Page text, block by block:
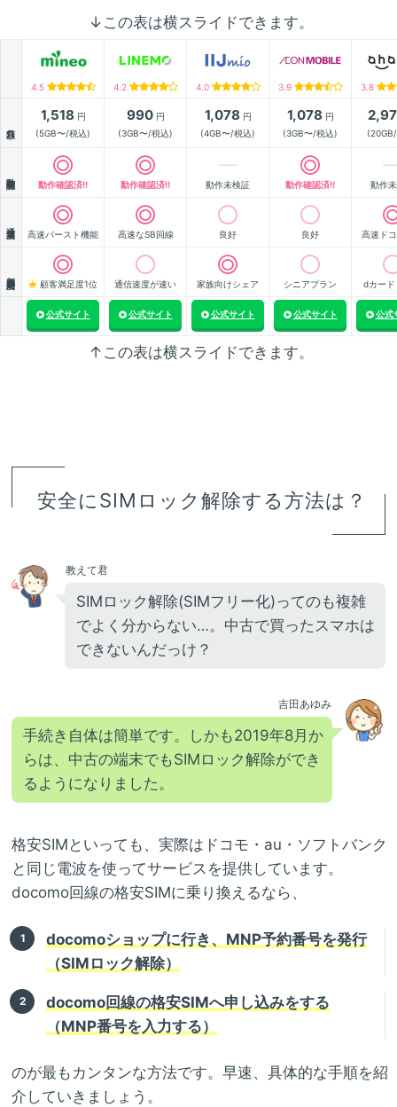
↓この表は横スライドできます。
4.5 4.2 4.0 3.9 3.8
1,518 円
(5GB〜/税込)
990円
(3GB〜/税込)
1,078 円
(4GB〜/税込)
1,078 円
(3GB〜/税込)
動作確認済!! 動作確認済!! 動作未検証 動作確認済!! 動作
高速バースト機能 高速なSB回線 良好 良好 高速ド
顧客満足度1位 通信速度が速い 家族向けシェア シニアプラン dカード
公式サイト 公式サイト 公式サイト 公式サイト 公式
↑この表は横スライドできます。
安全にSIMロック解除する方法は？
教えて君
SIMロック解除(SIMフリー化)ってのも複雑
でよく分からない…。中古で買ったスマホは
できないんだっけ？
吉田あゆみ
手続き自体は簡単です。しかも2019年8月か
らは、中古の端末でもSIMロック解除ができ
るようになりました。
格安SIMといっても、実際はドコモ・au・ソフトバンク
と同じ電波を使ってサービスを提供しています。
docomo回線の格安SIMに乗り換えるなら、
docomoショップに行き、MNP予約番号を発行
（SIMロック解除）
docomo回線の格安SIMへ申し込みをする
（MNP番号を入力する）
のが最もカンタンな方法です。早速、具体的な手順を紹
介していきましょう。